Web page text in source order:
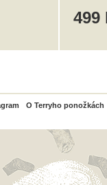
499
O Terryho ponožkách